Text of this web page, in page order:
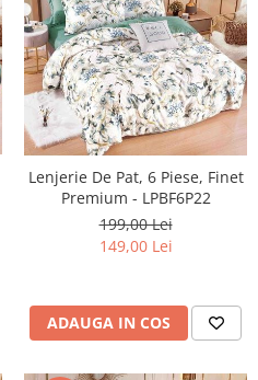
Lenjerie De Pat, 6 Piese, Finet
Premium - LPBF6P22
199,00 Lei
149,00 Lei
ADAUGA IN COS